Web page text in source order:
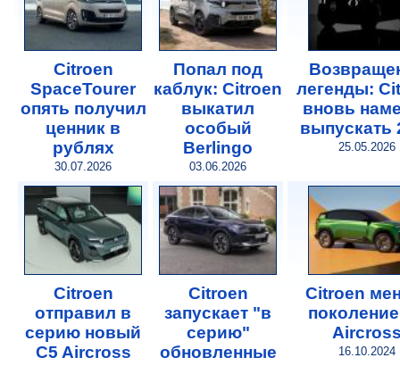
Citroen
SpaceTourer
опять получил
ценник в
рублях
30.07.2026
Попал под
каблук: Citroen
выкатил
особый
Berlingo
03.06.2026
легенды:
вновь
выпускать
25.05.2026
Citroen
отправил в
серию новый
C5 Aircross
Citroen
запускает "в
серию"
обновленные
Citroen
16.10.2024